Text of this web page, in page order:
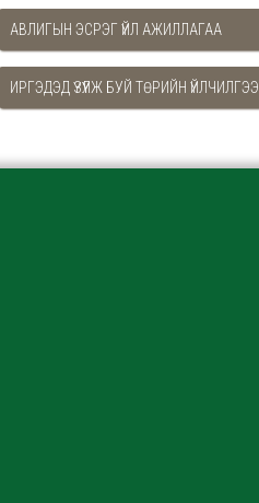
АВЛИГЫН ЭСРЭГ ҮЙЛ АЖИЛЛАГАА
ИРГЭДЭД ҮЗҮҮЛЖ БУЙ ТӨРИЙН ҮЙЛЧИЛГЭЭ